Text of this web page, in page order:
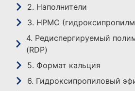
2. Наполнители
3. HPMC
4. Редиспергируемый
(RDP)
5. Формат кальция
6. Гидроксипропиловый